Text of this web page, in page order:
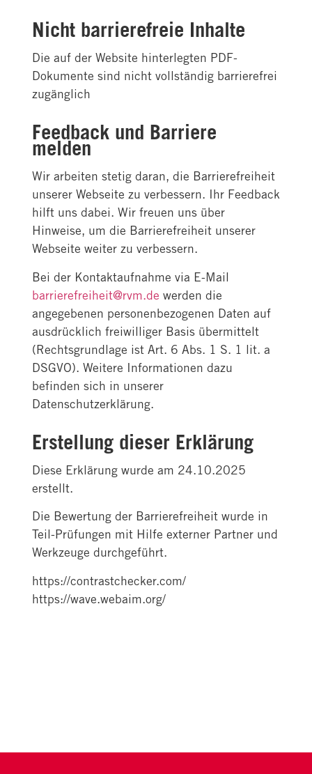
Nicht barrierefreie Inhalte
Die auf der Website hinterlegten PDF-
Dokumente sind nicht vollständig barrierefrei
zugänglich
Feedback und Barriere
melden
Wir arbeiten stetig daran, die Barrierefreiheit
unserer Webseite zu verbessern. Ihr Feedback
hilft uns dabei. Wir freuen uns über
Hinweise, um die Barrierefreiheit unserer
Webseite weiter zu verbessern.
Bei der Kontaktaufnahme via E-Mail
barrierefreiheit@rvm.de werden die
angegebenen personenbezogenen Daten auf
ausdrücklich freiwilliger Basis übermittelt
(Rechtsgrundlage ist Art. 6 Abs. 1 S. 1 lit. a
DSGVO). Weitere Informationen dazu
befinden sich in unserer
Datenschutzerklärung.
Erstellung dieser Erklärung
Diese Erklärung wurde am 24.10.2025
erstellt.
Die Bewertung der Barrierefreiheit wurde in
Teil-Prüfungen mit Hilfe externer Partner und
Werkzeuge durchgeführt.
https://contrastchecker.com/
https://wave.webaim.org/